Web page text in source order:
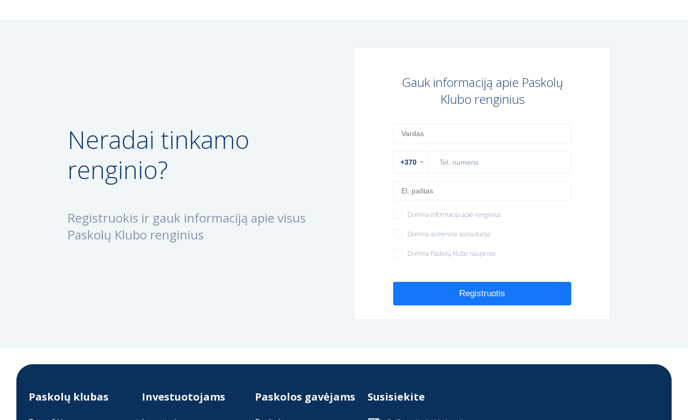
Neradai tinkamo
renginio?
Registruokis ir gauk informaciją apie visus
Paskolų Klubo renginius
Gauk informaciją apie Paskolų
Klubo renginius
Domina informacija apie renginius
Domina asmeninė konsultacija
Domina Paskolų Klubo naujienos
Registruotis
Paskolų klubas Investuotojams Paskolos gavėjams Susisiekite